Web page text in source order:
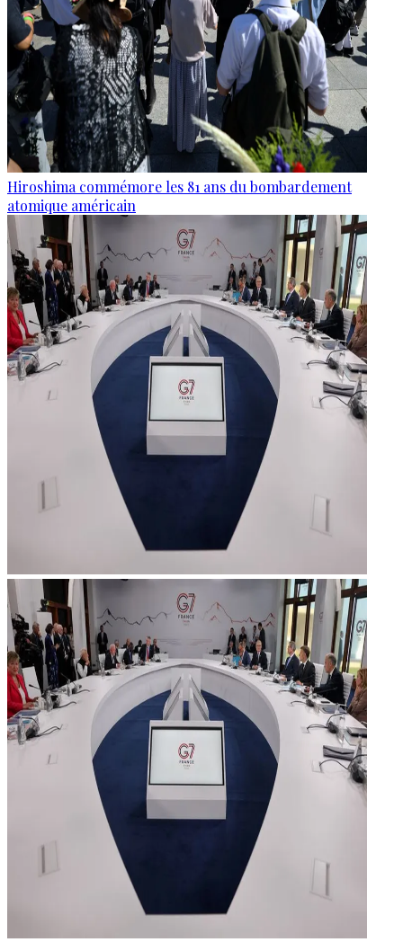
Hiroshima commémore les 81 ans du bombardement
atomique américain